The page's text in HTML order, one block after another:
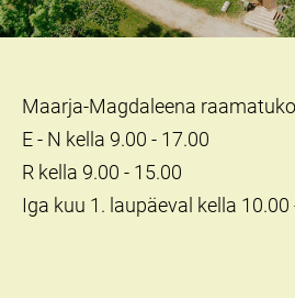
Maarja-Magdaleena
E - N kella 9.00 - 17.00
R kella 9.00 - 15.00
Iga kuu 1. laupäeval kella 10.00